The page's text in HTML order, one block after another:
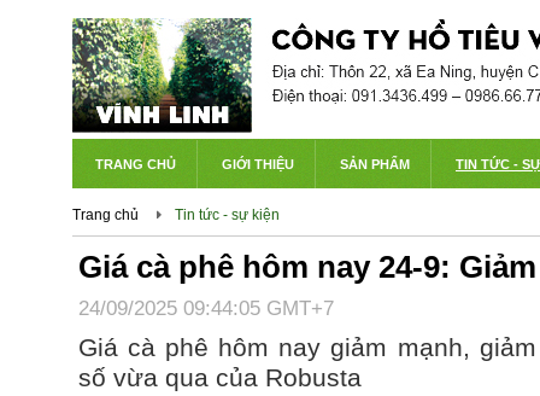
TRANG CHỦ GIỚI THIỆU SẢN PHẨM TIN TỨC -
Trang chủ Tin tức - sự kiện
Giá cà phê hôm nay 24-9:
24/09/2025 09:44:05 GMT+7
Giá cà phê hôm nay giảm mạnh,
số vừa qua của Robusta